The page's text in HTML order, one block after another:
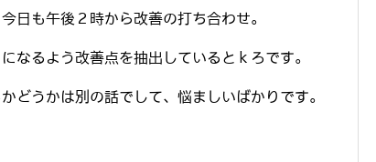
日も午後２時から改善の打ち合わせ。
なるよう改善点を抽出しているとｋろです。
どうかは別の話でして、悩ましいばかりです。